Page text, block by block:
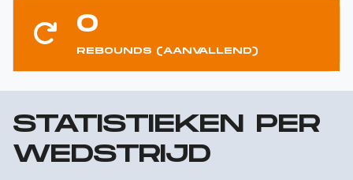
0
REBOUNDS (AANVALLEND)
STATISTIEKEN PER
WEDSTRIJD